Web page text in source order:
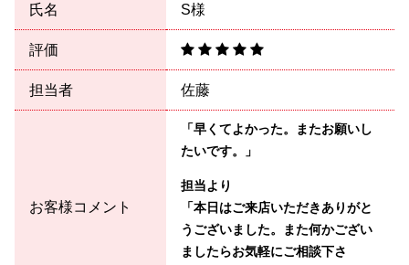
氏名 S様
評価
担当者 佐藤
お客様コメント
「早くてよかった。またお願いし
たいです。」
担当より
「本日はご来店いただきありがと
うございました。また何かござい
ましたらお気軽にご相談下さ